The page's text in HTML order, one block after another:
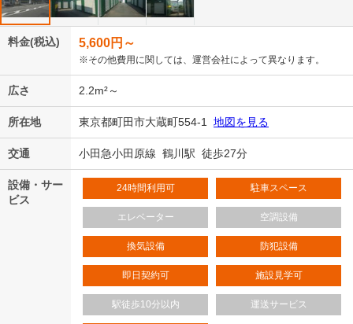
料金(税込) 5,600円～
※その他費用に関しては、運営会社によって異なります。
広さ 2.2m²～
所在地 東京都町田市大蔵町554-1 地図を見る
交通 小田急小田原線 鶴川駅 徒歩27分
設備・サー
ビス
24時間利用可 駐車スペース
エレベーター 空調設備
換気設備 防犯設備
即日契約可 施設見学可
駅徒歩10分以内 運送サービス